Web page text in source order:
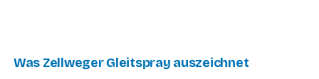
Was Zellweger Gleitspray auszeichnet